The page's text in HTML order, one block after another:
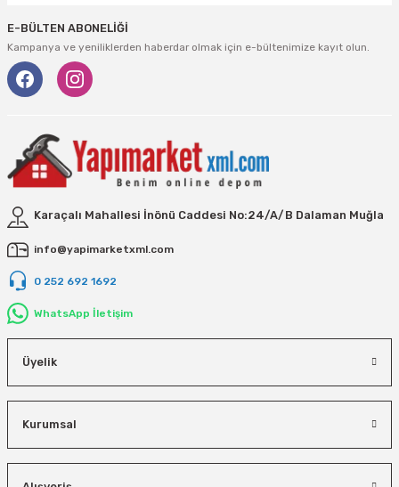
E-BÜLTEN ABONELİĞİ
Kampanya ve yeniliklerden haberdar olmak için e-bültenimize kayıt olun.
Karaçalı Mahallesi İnönü Caddesi No:24/A/B Dalaman Muğla
info@yapimarketxml.com
0 252 692 1692
WhatsApp İletişim
Üyelik
Kurumsal